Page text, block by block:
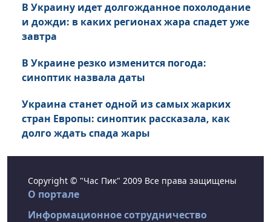
В Украину идет долгожданное похолодание
и дожди: в каких регионах жара спадет уже
завтра
В Украине резко изменится погода:
синоптик назвала даты
Украина станет одной из самых жарких
стран Европы: синоптик рассказала, как
долго ждать спада жары
Copyright © "Час Пик" 2009 Все права защищены
О портале
Информационное сотрудничество